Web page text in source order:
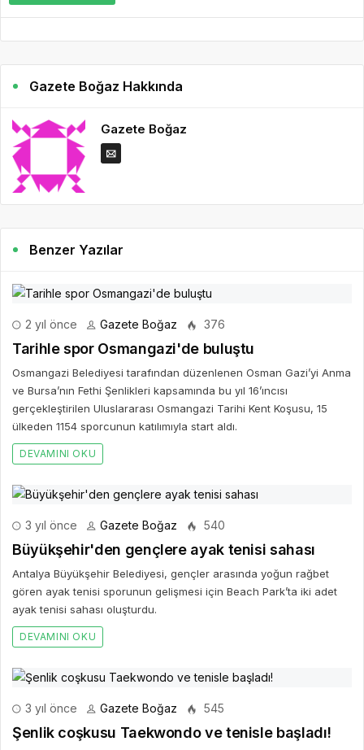
Gazete Boğaz Hakkında
Gazete Boğaz
Benzer Yazılar
2 yıl önce Gazete Boğaz 376
Tarihle spor Osmangazi'de buluştu
Osmangazi Belediyesi tarafından düzenlenen Osman Gazi’yi Anma
ve Bursa’nın Fethi Şenlikleri kapsamında bu yıl 16’ıncısı
gerçekleştirilen Uluslararası Osmangazi Tarihi Kent Koşusu, 15
ülkeden 1154 sporcunun katılımıyla start aldı.
DEVAMINI OKU
3 yıl önce Gazete Boğaz 540
Büyükşehir'den gençlere ayak tenisi sahası
Antalya Büyükşehir Belediyesi, gençler arasında yoğun rağbet
gören ayak tenisi sporunun gelişmesi için Beach Park’ta iki adet
ayak tenisi sahası oluşturdu.
DEVAMINI OKU
3 yıl önce Gazete Boğaz 545
Şenlik coşkusu Taekwondo ve tenisle başladı!